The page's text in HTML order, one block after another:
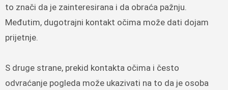
to znači da je zainteresirana i da obraća pažnju.
Međutim, dugotrajni kontakt očima može dati dojam
prijetnje.
S druge strane, prekid kontakta očima i često
odvraćanje pogleda može ukazivati ​​na to da je osoba